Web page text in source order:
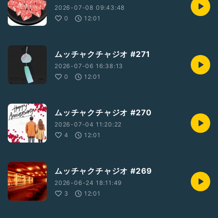
2026-07-08 09:43:48
0
12:01
ムッチャクチャジオ #271
2026-07-06 16:38:13
0
12:01
ムッチャクチャジオ #270
2026-07-04 11:20:22
4
12:01
ムッチャクチャジオ #269
2026-06-24 18:11:49
3
12:01